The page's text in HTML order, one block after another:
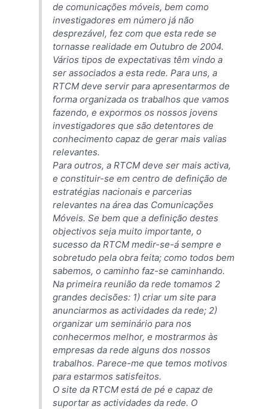
de comunicações móveis, bem como
investigadores em número já não
desprezável, fez com que esta rede se
tornasse realidade em Outubro de 2004.
Vários tipos de expectativas têm vindo a
ser associados a esta rede. Para uns, a
RTCM deve servir para apresentarmos de
forma organizada os trabalhos que vamos
fazendo, e expormos os nossos jovens
investigadores que são detentores de
conhecimento capaz de gerar mais valias
relevantes.
Para outros, a RTCM deve ser mais activa,
e constituir-se em centro de definição de
estratégias nacionais e parcerias
relevantes na área das Comunicações
Móveis. Se bem que a definição destes
objectivos seja muito importante, o
sucesso da RTCM medir-se-á sempre e
sobretudo pela obra feita; como todos bem
sabemos, o caminho faz-se caminhando.
Na primeira reunião da rede tomamos 2
grandes decisões: 1) criar um site para
anunciarmos as actividades da rede; 2)
organizar um seminário para nos
conhecermos melhor, e mostrarmos às
empresas da rede alguns dos nossos
trabalhos. Parece-me que temos motivos
para estarmos satisfeitos.
O site da RTCM está de pé e capaz de
suportar as actividades da rede. O